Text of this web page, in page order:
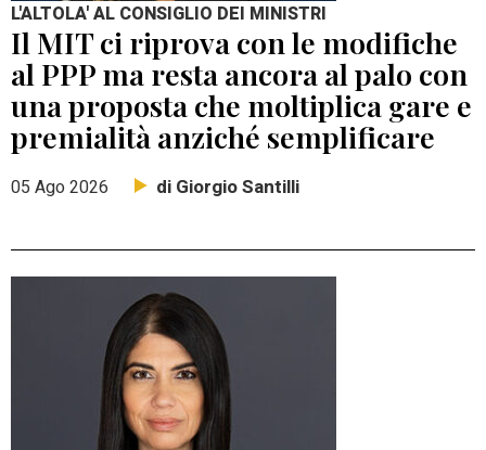
L'ALTOLA' AL CONSIGLIO DEI MINISTRI
Il MIT ci riprova con le modifiche
al PPP ma resta ancora al palo con
una proposta che moltiplica gare e
premialità anziché semplificare
05 Ago 2026 di Giorgio Santilli